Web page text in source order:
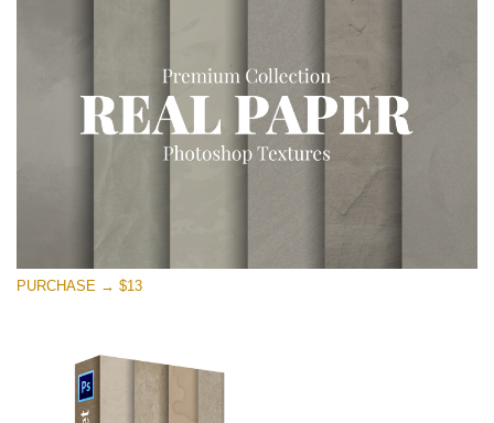
Large 6000*4000px
Entire Collection
Descarga gratis
PURCHASE → $13